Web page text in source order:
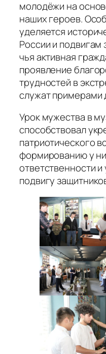
молодёжи на
наших героев.
уделяется
России и подвигам
чья активная
проявление
трудностей в
служат примерами
Урок мужества в
способствовал
патриотического
формированию у
ответственности
подвигу